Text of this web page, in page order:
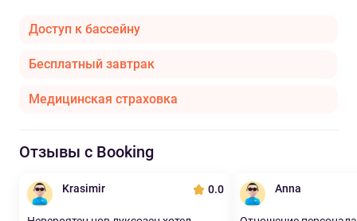
Доступ к бассейну
Бесплатный завтрак
Медицинская страховка
Отзывы с Booking
Krasimir 0.0 Anna